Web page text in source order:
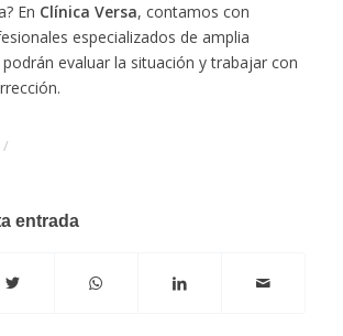
En Clínica Versa, contamos con
especializados de amplia
evaluar la situación y trabajar con
/
entrada